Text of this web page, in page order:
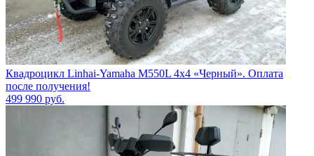
Квадроцикл Linhai-Yamaha M550L 4x4 «Черный». Оплата
после получения!
499 990 руб.